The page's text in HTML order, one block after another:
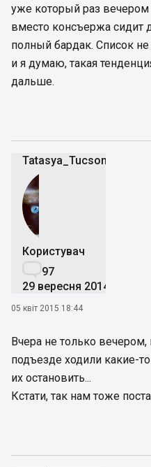
уже который раз вечером
вместо консъержа сидит
полный бардак. Список
и я думаю, такая
дальше.
Tatasya_TucsonClub
Користувач
97
29 вересня 2014
05 квіт 2015 18:44
Вчера не только
подъезде ходили какие-
их остановить...
Кстати, так нам тоже